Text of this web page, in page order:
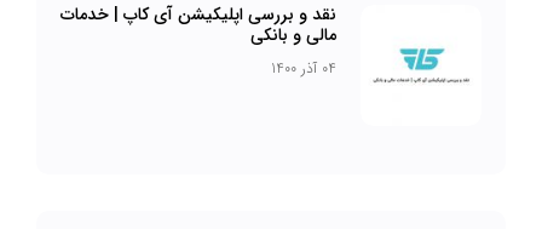
نقد و بررسی اپلیکیشن آی کاپ | خدمات
مالی و بانکی
04 آذر 1400